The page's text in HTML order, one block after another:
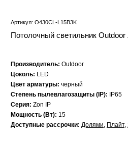
Артикул: O430CL-L15B3K
Потолочный светильник
Производитель: Outdoor
Цоколь: LED
Цвет арматуры: черный
Степень пылевлагозащиты (IP):
IP65
Серия: Zon IP
Мощность (Вт): 15
Доступные рассрочки: Долями, Плайт,